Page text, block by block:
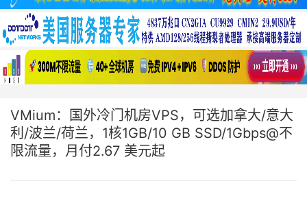
VMium：国外冷门机房VPS，可选加拿大/意大
利/波兰/荷兰，1核1GB/10 GB SSD/1Gbps@不
限流量，月付2.67 美元起